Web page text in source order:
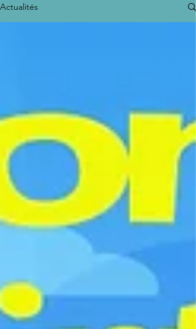
Actualités